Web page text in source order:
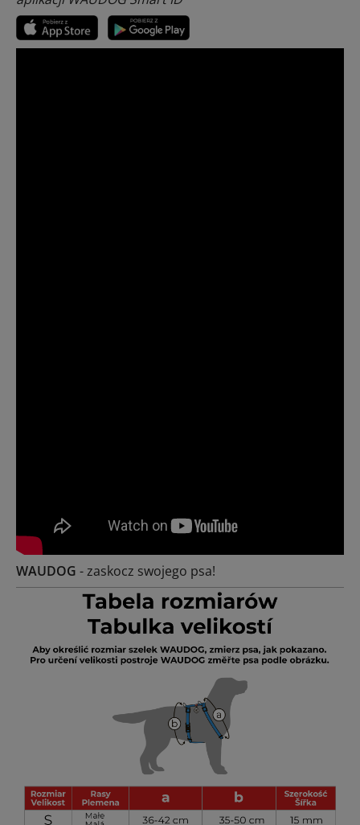
WAUDOG - zaskocz swojego psa!